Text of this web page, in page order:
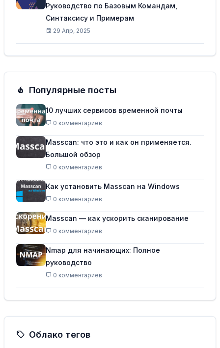
Руководство по Базовым Командам,
Синтаксису и Примерам
29 Апр, 2025
Популярные посты
10 лучших сервисов временной почты
0 комментариев
Masscan: что это и как он применяется.
Большой обзор
0 комментариев
Как установить Masscan на Windows
0 комментариев
Masscan — как ускорить сканирование
0 комментариев
Nmap для начинающих: Полное
руководство
0 комментариев
Облако тегов